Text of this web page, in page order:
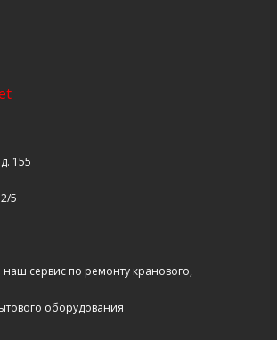
155
5
наш сервис по ремонту кранового,
оборудования